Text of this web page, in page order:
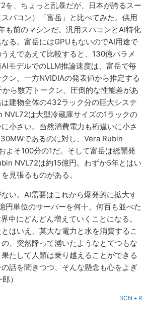
を、ちょっと乱暴だが、日本が誇るスー
パコン）「富岳」と比べてみた。供用
も前のマシンだ。汎用スパコンとAI特化
る。富岳にはGPUもないのでAI用途で
えであえて比較すると、130億パラメ
モデルでのLLM推論速度は、富岳で毎
ン。一方NVIDIAの発表値から推定する
ら数万トークン。圧倒的な性能差があ
建物全体の432ラック分の巨大システ
NVL72は大型冷蔵庫サイズの1ラックの
小さい。当然消費電力も桁違いに小さ
であるのに対し、Vera Rubin
よそ100分の1だ。そして富岳は総開発
NVL72は約15億円。わずか5年とはい
見張るものがある。
い。AI需要はこれから爆発的に拡大す
円単位のサーバーを何十、何百も並べた
中にどんどん増えていくことになる。
はいえ、莫大な電力と水を消費するこ
、突然降って湧いたようなとてつもな
たして人類は乗り越えることができる
話を聞きつつ、そんな懸念も心をよぎ
）
BCN＋R